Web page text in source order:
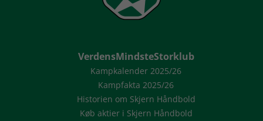
VerdensMindsteStorklub
Kampkalender 2025/26
Kampfakta 2025/26
Historien om Skjern Håndbold
Køb aktier i Skjern Håndbold